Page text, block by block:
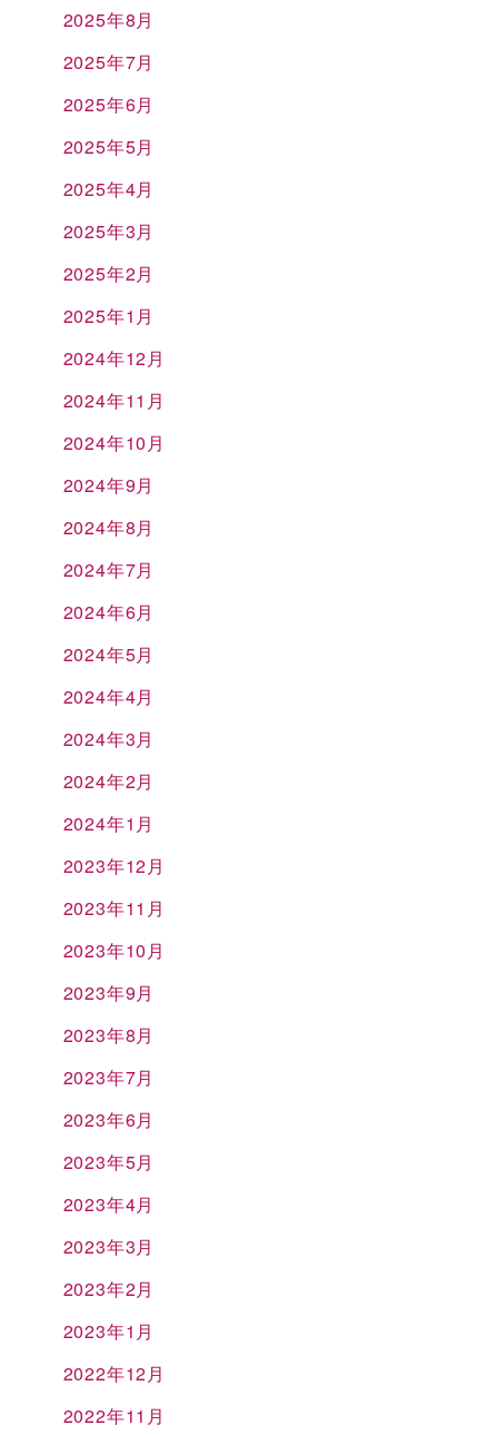
2025年8月
2025年7月
2025年6月
2025年5月
2025年4月
2025年3月
2025年2月
2025年1月
2024年12月
2024年11月
2024年10月
2024年9月
2024年8月
2024年7月
2024年6月
2024年5月
2024年4月
2024年3月
2024年2月
2024年1月
2023年12月
2023年11月
2023年10月
2023年9月
2023年8月
2023年7月
2023年6月
2023年5月
2023年4月
2023年3月
2023年2月
2023年1月
2022年12月
2022年11月